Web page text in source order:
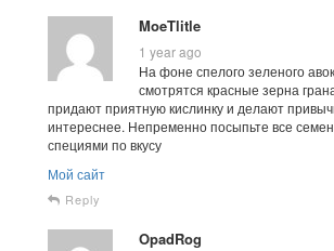
MoeTlitle
1 year ago
На фоне спелого зеленого
смотрятся красные зерна
придают приятную кислинку и делают
интереснее. Непременно посыпьте все
специями по вкусу
Мой сайт
Reply
OpadRog